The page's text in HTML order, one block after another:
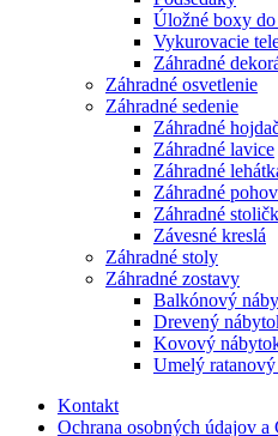
Úložné boxy
Vykurovacie
Záhradné
Záhradné osvetlenie
Záhradné sedenie
Záhradné
Záhradné lavice
Záhradné
Záhradné
Záhradné
Závesné kreslá
Záhradné stoly
Záhradné zostavy
Balkónový
Drevený
Kovový
Umelý
Kontakt
Ochrana osobných údajov